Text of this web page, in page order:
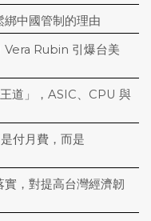
中國管制的理由
Vera Rubin 引爆台美
道」，ASIC、CPU 與
付月費，而是
實，對提高台灣經濟韌